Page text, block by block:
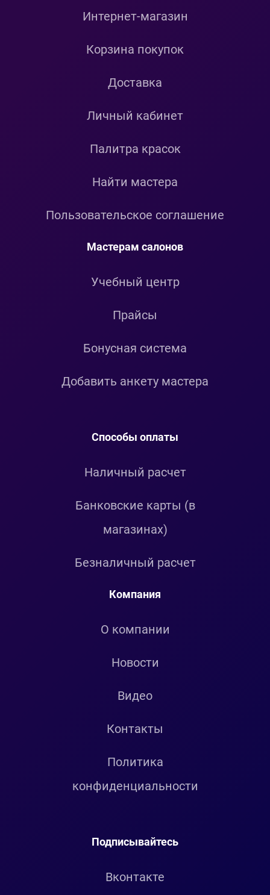
Интернет-магазин
Корзина покупок
Доставка
Личный кабинет
Палитра красок
Найти мастера
Пользовательское соглашение
Мастерам салонов
Учебный центр
Прайсы
Бонусная система
Добавить анкету мастера
Способы оплаты
Наличный расчет
Банковские карты (в
магазинах)
Безналичный расчет
Компания
О компании
Новости
Видео
Контакты
Политика
конфиденциальности
Подписывайтесь
Вконтакте